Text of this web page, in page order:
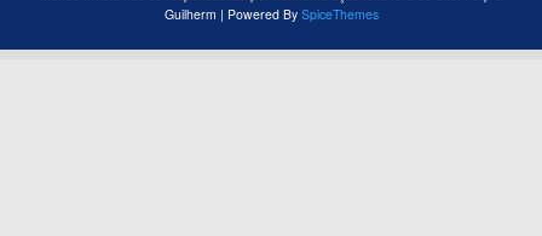
Guilherm | Powered By SpiceThemes